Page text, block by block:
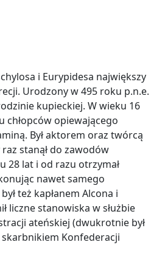
i Eurypidesa największy
Urodzony w 495 roku p.n.e.
kupieckiej. W wieku 16
chłopców opiewającego
Był aktorem oraz twórcą
stanął do zawodów
28 lat i od razu otrzymał
nawet samego
też kapłanem Alcona i
liczne stanowiska w służbie
ateńskiej (dwukrotnie był
Konfederacji